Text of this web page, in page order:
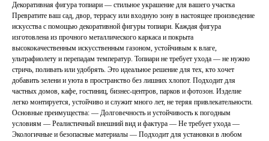
Декоративная фигура топиари — стильное украшение для вашего участка
Превратите ваш сад, двор, террасу или входную зону в настоящее произведение
искусства с помощью декоративной фигуры топиари. Каждая фигура
изготовлена из прочного металлического каркаса и покрыта
высококачественным искусственным газоном, устойчивым к влаге,
ультрафиолету и перепадам температур. Топиари не требует ухода — не нужно
стричь, поливать или удобрять. Это идеальное решение для тех, кто хочет
добавить зелени и уюта в пространство без лишних хлопот. Подходит для
частных домов, кафе, гостиниц, бизнес-центров, парков и фотозон. Изделие
легко монтируется, устойчиво и служит много лет, не теряя привлекательности.
Основные преимущества: — Долговечность и устойчивость к погодным
условиям — Реалистичный внешний вид и фактура — Не требует ухода —
Экологичные и безопасные материалы — Подходит для установки в любом